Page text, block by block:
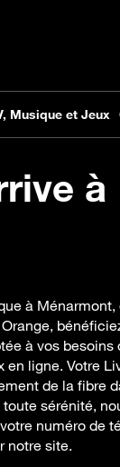
à
à
à vos besoins
en ligne. Votre
de la fibre
sérénité,
numéro de
notre site.